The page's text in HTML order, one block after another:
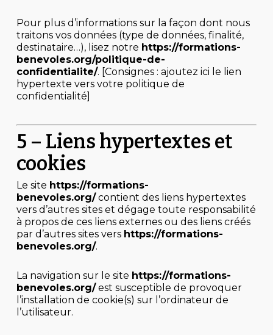
Pour plus d’informations sur la façon dont nous
traitons vos données (type de données, finalité,
destinataire…), lisez notre https://formations-
benevoles.org/politique-de-
confidentialite/. [Consignes : ajoutez ici le lien
hypertexte vers votre politique de
confidentialité]
5 – Liens hypertextes et
cookies
Le site https://formations-
benevoles.org/contient des liens hypertextes
vers d’autres sites et dégage toute responsabilité
à propos de ces liens externes ou des liens créés
par d’autres sites vers https://formations-
benevoles.org/.
La navigation sur le site https://formations-
benevoles.org/est susceptible de provoquer
l’installation de cookie(s) sur l’ordinateur de
l’utilisateur.